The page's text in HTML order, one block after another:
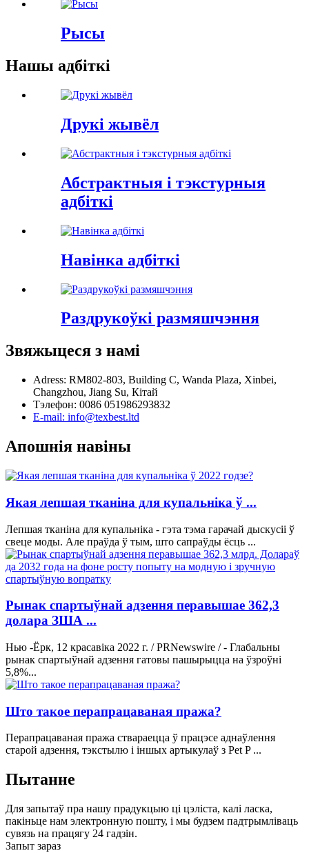
Рысы
Нашы адбіткі
Друкі жывёл
Абстрактныя і тэкстурныя
адбіткі
Навінка адбіткі
Раздрукоўкі размяшчэння
Звяжыцеся з намі
Adress: RM802-803, Building C, Wanda Plaza, Xinbei,
Changzhou, Jiang Su, Кітай
Тэлефон: 0086 051986293832
E-mail: info@texbest.ltd
Апошнія навіны
Якая лепшая тканіна для купальніка ў ...
Лепшая тканіна для купальніка - гэта тэма гарачай дыскусіі ў
свеце моды. Але праўда ў тым, што сапраўды ёсць ...
Рынак спартыўнай адзення перавышае 362,3
долара ЗША ...
Нью -Ёрк, 12 красавіка 2022 г. / PRNewswire / - Глабальны
рынак спартыўнай адзення гатовы пашырыцца на ўзроўні
5,8%...
Што такое перапрацаваная пража?
Перапрацаваная пража ствараецца ў працэсе аднаўлення
старой адзення, тэкстылю і іншых артыкулаў з Pet P ...
Пытанне
Для запытаў пра нашу прадукцыю ці цэліста, калі ласка,
пакіньце нам электронную пошту, і мы будзем падтрымліваць
сувязь на працягу 24 гадзін.
Запыт зараз